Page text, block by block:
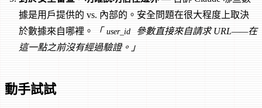
據是用戶提供的 vs. 內部的。安全問題在很大程度上取決
於數據來自哪裡。
「 user_id
參數直接來自請求 URL——在
這一點之前沒有經過驗證。」
動手試試